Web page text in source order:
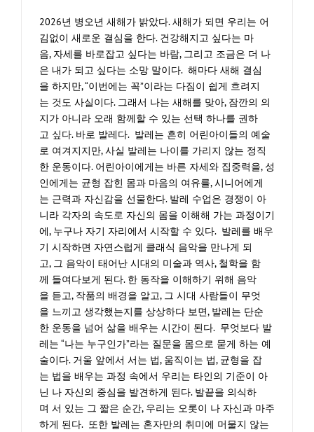
2026년 병오년 새해가 밝았다. 새해가 되면 우리는 어
김없이 새로운 결심을 한다. 건강해지고 싶다는 마
음, 자세를 바로잡고 싶다는 바람, 그리고 조금은 더 나
은 내가 되고 싶다는 소망 말이다. 해마다 새해 결심
을 하지만, “이번에는 꼭”이라는 다짐이 쉽게 흐려지
는 것도 사실이다. 그래서 나는 새해를 맞아, 잠깐의 의
지가 아니라 오래 함께할 수 있는 선택 하나를 권하
고 싶다. 바로 발레다. 발레는 흔히 어린아이들의 예술
로 여겨지지만, 사실 발레는 나이를 가리지 않는 정직
한 운동이다. 어린아이에게는 바른 자세와 집중력을, 성
인에게는 균형 잡힌 몸과 마음의 여유를, 시니어에게
는 근력과 자신감을 선물한다. 발레 수업은 경쟁이 아
니라 각자의 속도로 자신의 몸을 이해해 가는 과정이기
에, 누구나 자기 자리에서 시작할 수 있다. 발레를 배우
기 시작하면 자연스럽게 클래식 음악을 만나게 되
고, 그 음악이 태어난 시대의 미술과 역사, 철학을 함
께 들여다보게 된다. 한 동작을 이해하기 위해 음악
을 듣고, 작품의 배경을 알고, 그 시대 사람들이 무엇
을 느끼고 생각했는지를 상상하다 보면, 발레는 단순
한 운동을 넘어 삶을 배우는 시간이 된다. 무엇보다 발
레는 “나는 누구인가”라는 질문을 몸으로 묻게 하는 예
술이다. 거울 앞에서 서는 법, 움직이는 법, 균형을 잡
는 법을 배우는 과정 속에서 우리는 타인의 기준이 아
닌 나 자신의 중심을 발견하게 된다. 발끝을 의식하
며 서 있는 그 짧은 순간, 우리는 오롯이 나 자신과 마주
하게 된다. 또한 발레는 혼자만의 취미에 머물지 않는